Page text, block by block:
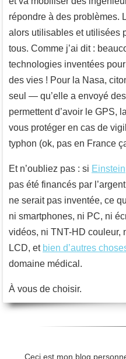
répondre à des problèmes.
alors utilisables et utilisées
tous. Comme j’ai dit :
technologies inventées
des vies ! Pour la Nasa,
seul — qu’elle a envoyé
permettent d’avoir le GPS,
vous protéger en cas de
typhon (ok, pas en France
Et n’oubliez pas : si Einstein
pas été financés par
ne serait pas inventée, ce
ni smartphones, ni PC, ni
vidéos, ni TNT-HD couleur,
LCD, et bien d’autres
domaine médical.
À vous de choisir.
Ceci est mon blog